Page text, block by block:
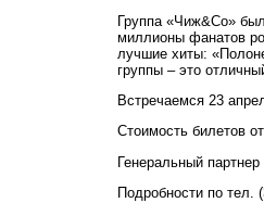
Группа «Чиж&Co»
миллионы фанатов
лучшие хиты:
группы – это
Встречаемся 23
Стоимость билетов
Генеральный
Подробности по тел.